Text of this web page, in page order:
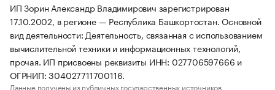
ИП Зорин Александр Владимирович зарегистрирован
17.10.2002, в регионе — Республика Башкортостан. Основной
вид деятельности: Деятельность, связанная с использованием
вычислительной техники и информационных технологий,
прочая. ИП присвоены реквизиты ИНН: 027706597666 и
ОГРНИП: 304027711700116.
Данные получены из публичных государственных источников.